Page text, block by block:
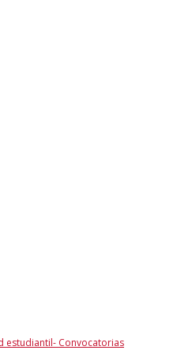
estudiantil- Convocatorias